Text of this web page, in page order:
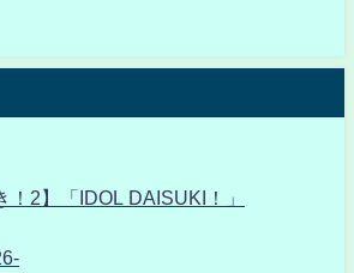
！2】「IDOL DAISUKI！」